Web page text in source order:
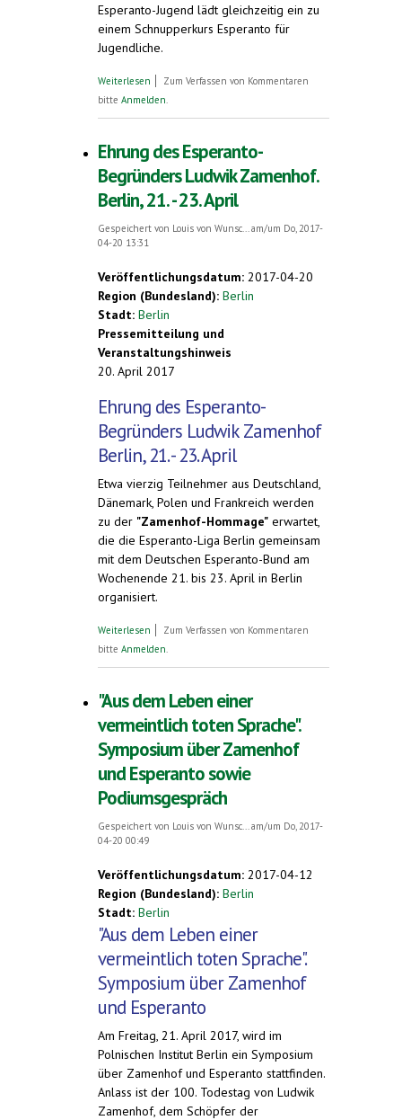
Esperanto-Jugend lädt gleichzeitig ein zu
einem Schnupperkurs Esperanto für
Jugendliche.
Weiterlesen über Deutscher Esperanto-Kongress zu
Zum Verfassen von Kommentaren
bitte Anmelden.
Ehrung des Esperanto-
Begründers Ludwik Zamenhof.
Berlin, 21. - 23. April
Gespeichert von Louis von Wunsc...am/um Do, 2017-
04-20 13:31
Veröffentlichungsdatum: 2017-04-20
Region (Bundesland): Berlin
Stadt: Berlin
Pressemitteilung und
Veranstaltungshinweis
20. April 2017
Ehrung des Esperanto-
Begründers Ludwik Zamenhof
Berlin, 21. - 23. April
Etwa vierzig Teilnehmer aus Deutschland,
Dänemark, Polen und Frankreich werden
zu der "Zamenhof-Hommage" erwartet,
die die Esperanto-Liga Berlin gemeinsam
mit dem Deutschen Esperanto-Bund am
Wochenende 21. bis 23. April in Berlin
organisiert.
Weiterlesen über Ehrung des Esperanto-Begründers
Zum Verfassen von Kommentaren
bitte Anmelden.
"Aus dem Leben einer
vermeintlich toten Sprache".
Symposium über Zamenhof
und Esperanto sowie
Podiumsgespräch
Gespeichert von Louis von Wunsc...
am/um Do, 2017-
04-20 00:49
Veröffentlichungsdatum: 2017-04-12
Region (Bundesland): Berlin
Stadt: Berlin
"Aus dem Leben einer
vermeintlich toten Sprache".
Symposium über Zamenhof
und Esperanto
Am Freitag, 21. April 2017, wird im
Polnischen Institut Berlin ein Symposium
über Zamenhof und Esperanto stattfinden.
Anlass ist der 100. Todestag von Ludwik
Zamenhof, dem Schöpfer der